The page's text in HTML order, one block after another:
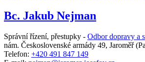
Bc. Jakub Nejman
Správní řízení, přestupky - Odbor dopravy a
nám. Československé armády 49, Jaroměř
Telefon: +420 491 847 149